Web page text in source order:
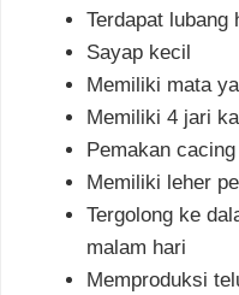
Terdapat lubang
Sayap kecil
Memiliki mata
Memiliki 4 jari
Pemakan
Memiliki leher
Tergolong ke
malam hari
Memproduksi